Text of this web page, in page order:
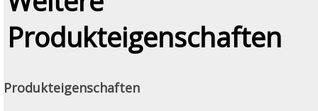
Produkteigenschaften
Produkteigenschaften